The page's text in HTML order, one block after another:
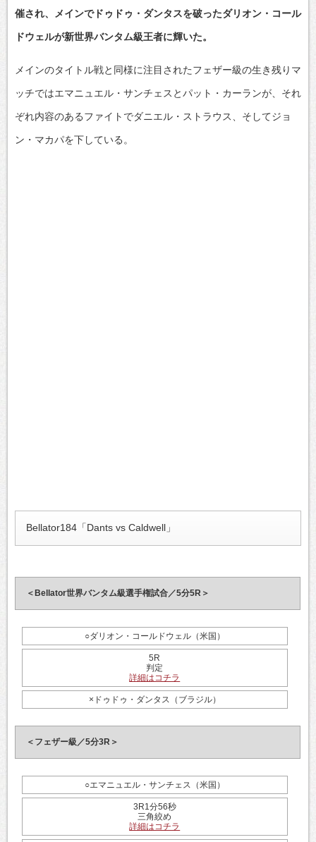
催され、メインでドゥドゥ・ダンタスを破ったダリオン・コール
ドウェルが新世界バンタム級王者に輝いた。
メインのタイトル戦と同様に注目されたフェザー級の生き残りマ
ッチではエマニュエル・サンチェスとパット・カーランが、それ
ぞれ内容のあるファイトでダニエル・ストラウス、そしてジョ
ン・マカパを下している。
Bellator184「Dants vs Caldwell」
＜Bellator世界バンタム級選手権試合／5分5R＞
○ダリオン・コールドウェル（米国）
5R
判定
詳細はコチラ
×ドゥドゥ・ダンタス（ブラジル）
＜フェザー級／5分3R＞
○エマニュエル・サンチェス（米国）
3R1分56秒
三角絞め
詳細はコチラ